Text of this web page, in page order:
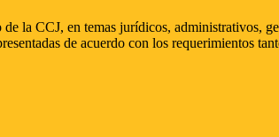
la CCJ, en temas jurídicos, administrativos,
de acuerdo con los requerimientos